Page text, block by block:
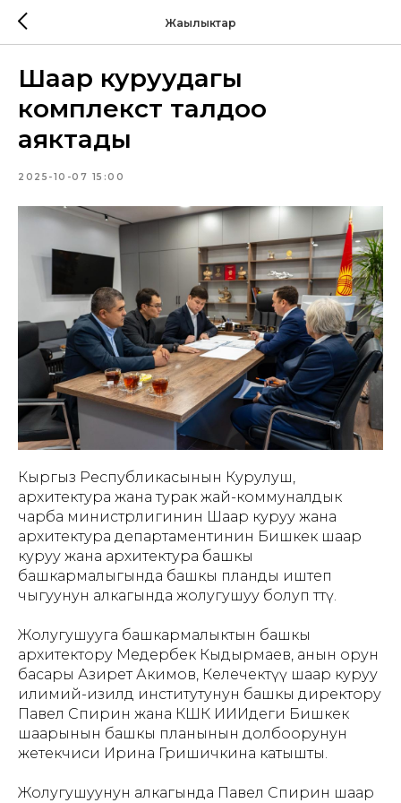
Жаңылыктар
Шаар куруудагы
комплекстүү талдоо
аяктады
2025-10-07 15:00
Кыргыз Республикасынын Курулуш,
архитектура жана турак жай-коммуналдык
чарба министрлигинин Шаар куруу жана
архитектура департаментинин Бишкек шаар
куруу жана архитектура башкы
башкармалыгында башкы планды иштеп
чыгуунун алкагында жолугушуу болуп өттү.
Жолугушууга башкармалыктын башкы
архитектору Медербек Кыдырмаев, анын орун
басары Азирет Акимов, Келечектүү шаар куруу
илимий-изилдөө институтунун башкы директору
Павел Спирин жана КШК ИИИдеги Бишкек
шаарынын башкы планынын долбоорунун
жетекчиси Ирина Гришичкина катышты.
Жолугушуунун алкагында Павел Спирин шаар